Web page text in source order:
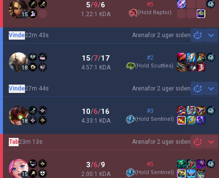
15
5/9/6
1.22:1 KDA
#5
(Hold Raptor)
Arenafor 2 uger siden
Vinde22m 43s
18
15/7/17
4.57:1 KDA
#2
(Hold Scuttles)
Arenafor 2 uger siden
Vinde27m 44s
18
10/6/16
4.33:1 KDA
#3
(Hold Sentinel)
Arenafor 2 uger siden
Tab23m 13s
15
3/6/9
2.00:1 KDA
#5
(Hold Sentinel)